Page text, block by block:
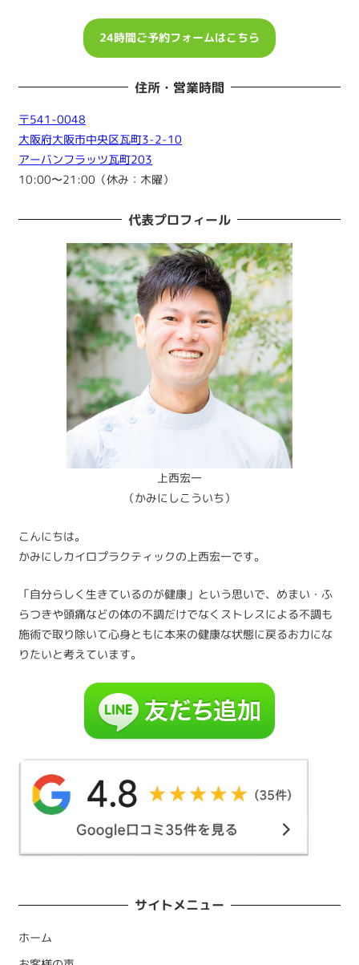
24時間ご予約フォームはこちら
住所・営業時間
〒541-0048
大阪府大阪市中央区瓦町3-2-10
アーバンフラッツ瓦町203
10:00〜21:00（休み：木曜）
代表プロフィール
上西宏一
（かみにしこういち）
こんにちは。
かみにしカイロプラクティックの上西宏一です。
「自分らしく生きているのが健康」という思いで、めまい・ふ
らつきや頭痛などの体の不調だけでなくストレスによる不調も
施術で取り除いて心身ともに本来の健康な状態に戻るお力にな
りたいと考えています。
サイトメニュー
ホーム